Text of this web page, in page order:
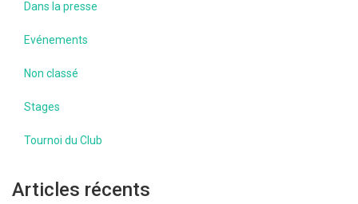
Dans la presse
Evénements
Non classé
Stages
Tournoi du Club
Articles récents